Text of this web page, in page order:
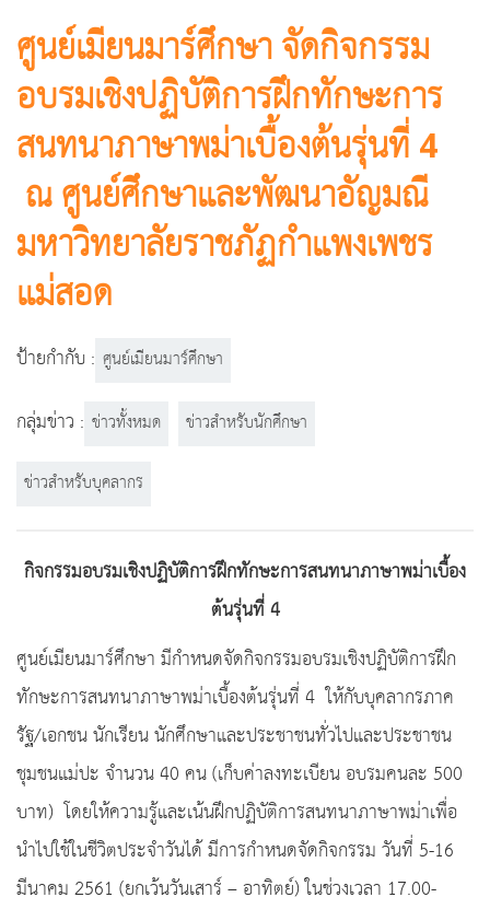
ศูนย์เมียนมาร์ศึกษา จัดกิจกรรม
อบรมเชิงปฏิบัติการฝึกทักษะการ
สนทนาภาษาพม่าเบื้องต้นรุ่นที่ 4
ณ ศูนย์ศึกษาและพัฒนาอัญมณี
มหาวิทยาลัยราชภัฏกำแพงเพชร
แม่สอด
ป้ายกำกับ : ศูนย์เมียนมาร์ศึกษา
กลุ่มข่าว : ข่าวทั้งหมด
ข่าวสำหรับนักศึกษา
ข่าวสำหรับบุคลากร
กิจกรรมอบรมเชิงปฏิบัติการฝึกทักษะการสนทนาภาษาพม่าเบื้อง
ต้นรุ่นที่ 4
ศูนย์เมียนมาร์ศึกษา มีกำหนดจัดกิจกรรมอบรมเชิงปฏิบัติการฝึก
ทักษะการสนทนาภาษาพม่าเบื้องต้นรุ่นที่ 4 ให้กับบุคลากรภาค
รัฐ/เอกชน นักเรียน นักศึกษาและประชาชนทั่วไปและประชาชน
ชุมชนแม่ปะ จำนวน 40 คน (เก็บค่าลงทะเบียน อบรมคนละ 500
บาท) โดยให้ความรู้และเน้นฝึกปฏิบัติการสนทนาภาษาพม่าเพื่อ
นำไปใช้ในชีวิตประจำวันได้ มีการกำหนดจัดกิจกรรม วันที่ 5-16
มีนาคม 2561 (ยกเว้นวันเสาร์ – อาทิตย์) ในช่วงเวลา 17.00-